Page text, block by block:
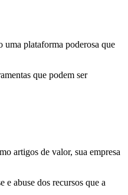
uma plataforma poderosa que
que podem ser
artigos de valor, sua empresa
e abuse dos recursos que a